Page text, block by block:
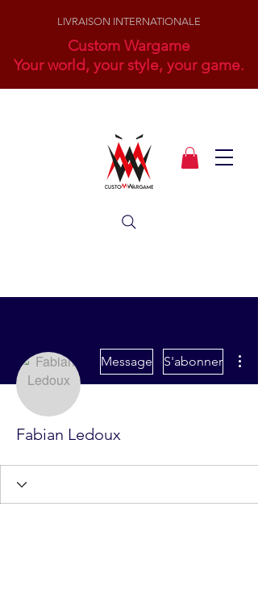
LIVRAISON INTERNATIONALE
Custom Wargame
Your world, your style, your game.
Message S'abonner
Fabian Ledoux